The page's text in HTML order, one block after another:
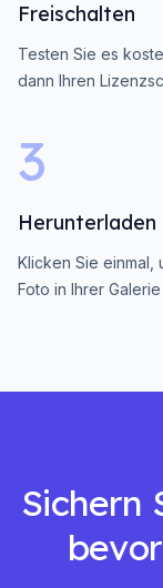
Freischalten
Testen Sie es
dann Ihren
3
Herunterladen
Klicken Sie einmal,
Foto in Ihrer
Sichern